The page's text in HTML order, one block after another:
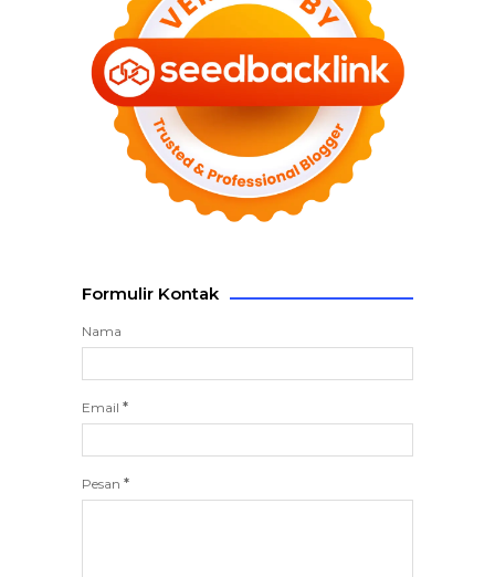
Formulir Kontak
Nama
Email *
Pesan *